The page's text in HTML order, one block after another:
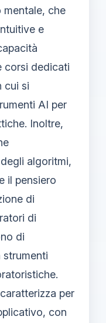
che
e
corsi dedicati
cui si
AI per
Inoltre,
algoritmi,
il pensiero
di
di
di
strumenti
per
con